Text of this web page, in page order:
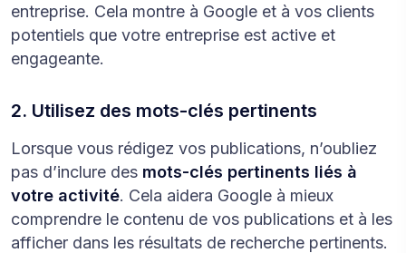
entreprise. Cela montre à Google et à vos clients
potentiels que votre entreprise est active et
engageante.
2. Utilisez des mots-clés pertinents
Lorsque vous rédigez vos publications, n’oubliez
pas d’inclure des mots-clés pertinents liés à
votre activité. Cela aidera Google à mieux
comprendre le contenu de vos publications et à les
afficher dans les résultats de recherche pertinents.